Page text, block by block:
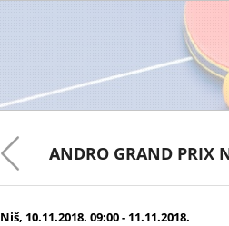
ANDRO GRAND PRIX
Niš, 10.11.2018. 09:00 - 11.11.2018.